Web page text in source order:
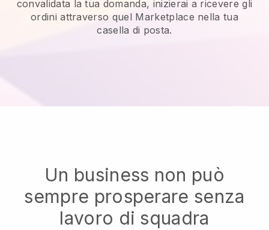
convalidata la tua domanda, inizierai a ricevere gli
ordini attraverso quel Marketplace nella tua
casella di posta.
Un business non può
sempre prosperare senza
lavoro di squadra